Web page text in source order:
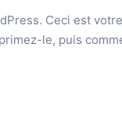
Ceci est
le, puis